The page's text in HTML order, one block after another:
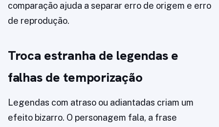
comparação ajuda a separar erro de origem e erro
de reprodução.
Troca estranha de legendas e
falhas de temporização
Legendas com atraso ou adiantadas criam um
efeito bizarro. O personagem fala, a frase